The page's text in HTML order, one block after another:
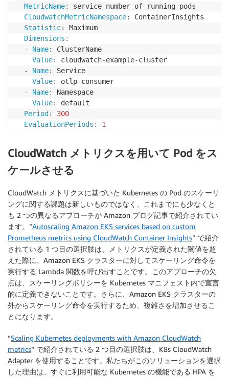
MetricName:
service_number_of_running_pods
CloudwatchMetricNamespace:
ContainerInsights
Statistic:
Maximum
Dimensions :
-
Name:
ClusterName
Value: cloudwatch-example-cluster
-
Name:
Service
Value: otlp-consumer
-
Name:
Namespace
Value:
default
Period :
300
EvaluationPeriods :
1
Threshold:
8
ComparisonOperator
TreatMissingData
CloudWatch メトリクスを用いて Pod をス
ケールさせる
CloudWatch メトリクスに基づいた Kubernetes の Pod のスケーリ
ングに関する課題は新しいものではなく、これまでにも少なくと
も 2 つの異なるアプローチが Amazon ブログ記事で紹介されてい
ます。”Autoscaling Amazon EKS services based on custom
Prometheus metrics using CloudWatch Container Insights” で紹介
されている 1 つ目の選択肢は、メトリクスが定義された閾値を超
えた際に、Amazon EKS クラスターに対してスケーリング命令を
実行する Lambda 関数を呼び出すことです。このアプローチの欠
点は、スケーリングポリシーを Kubernetes マニフェスト内で宣言
的に定義できないことです。さらに、Amazon EKS クラスターの
外からスケーリング命令を実行するため、複雑さを増加させるこ
とになります。
“Scaling Kubernetes deployments with Amazon CloudWatch
metrics“ で紹介されている 2 つ目の選択肢は、K8s CloudWatch
Adapter を使用することです。私たちがこのソリューションを選択
した理由は、すぐに利用可能な Kubernetes の機能である HPA を